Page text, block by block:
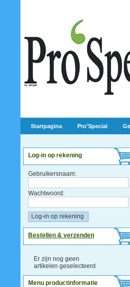
Startpagina Pro'Special
Log-in op rekening
Gebruikersnaam:
Wachtwoord:
Bestellen & verzenden
Er zijn nog geen
artikelen geselecteerd
Menu productinformatie